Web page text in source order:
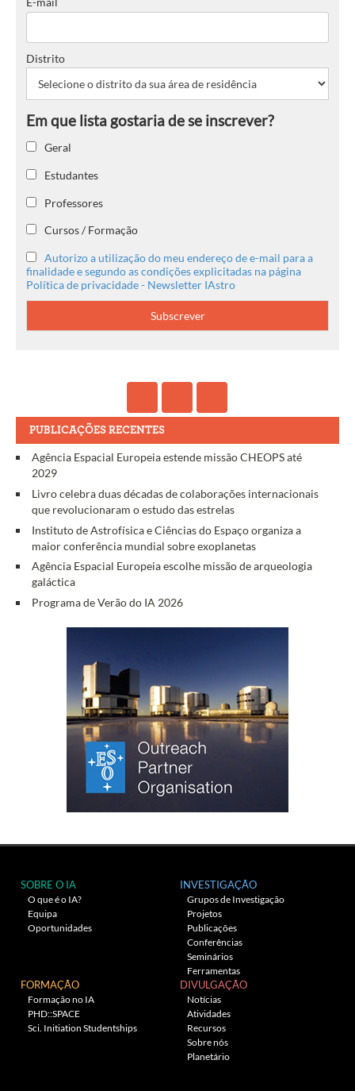
Distrito
Geral
Estudantes
Professores
Cursos / Formação
Autorizo a utilização do meu endereço de e-mail para a
finalidade e segundo as condições explicitadas na página
Política de privacidade - Newsletter IAstro
PUBLICAÇÕES RECENTES
Agência Espacial Europeia estende missão CHEOPS até
2029
Livro celebra duas décadas de colaborações internacionais
que revolucionaram o estudo das estrelas
Instituto de Astrofísica e Ciências do Espaço organiza a
maior conferência mundial sobre exoplanetas
Agência Espacial Europeia escolhe missão de arqueologia
galáctica
Programa de Verão do IA 2026
SOBRE O IA
O que é o IA?
Equipa
Oportunidades
INVESTIGAÇÃO
Grupos de Investigação
Projetos
Publicações
Conferências
Seminários
Ferramentas
FORMAÇÃO
Formação no IA
PHD::SPACE
Sci. Initiation Studentships
DIVULGAÇÃO
Notícias
Atividades
Recursos
Sobre nós
Planetário